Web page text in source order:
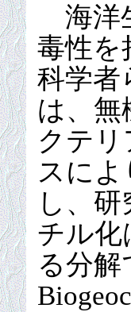
海洋
毒性を
科学者
は、無
クテ
スに
し、
チル化
る分